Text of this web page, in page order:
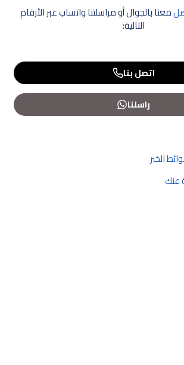
معنا بالجوال أو مراسلتنا واتساب عبر الأرقام
التالية:
اتصل بنا
راسلنا
الخبر